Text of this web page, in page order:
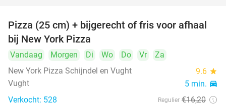
48%
Pizza (25 cm) + bijgerecht of fris voor afhaal
bij New York Pizza
Vandaag Morgen Di Wo Do Vr
Za
New York Pizza Schijndel en Vught
9.6 star
Vught 5 min. directions_car
Verkocht: 528 Regulier €16,20